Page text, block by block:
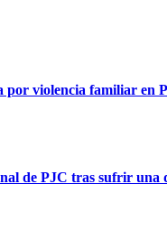
violencia familiar en
de PJC tras sufrir una